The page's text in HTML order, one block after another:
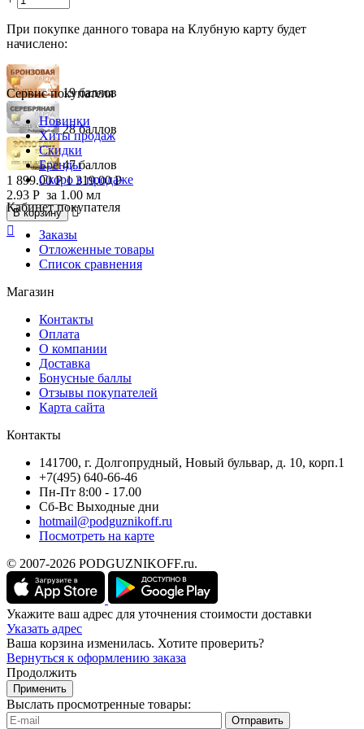
При покупке данного товара на Клубную карту будет
начислено:
19 баллов
28 баллов
47 баллов
1 899.00 Р 1 319.00 Р
2.93 Р за 1.00 мл
В корзину


Сервис покупателя
Новинки
Хиты продаж
Скидки
Бренды
Скоро в продаже
Кабинет покупателя
Заказы
Отложенные товары
Список сравнения
Магазин
Контакты
Оплата
О компании
Доставка
Бонусные баллы
Отзывы покупателей
Карта сайта
Контакты
141700, г. Долгопрудный, Новый бульвар, д. 10, корп.1
+7(495) 640-66-46
Пн-Пт 8:00 - 17.00
Сб-Вс Выходные дни
hotmail@podguznikoff.ru
Посмотреть на карте
© 2007-2026 PODGUZNIKOFF.ru.
Укажите ваш адрес для уточнения стоимости доставки
Указать адрес
Ваша корзина изменилась. Хотите проверить?
Вернуться к оформлению заказа
Продолжить
Применить
Выслать просмотренные товары:
Отправить